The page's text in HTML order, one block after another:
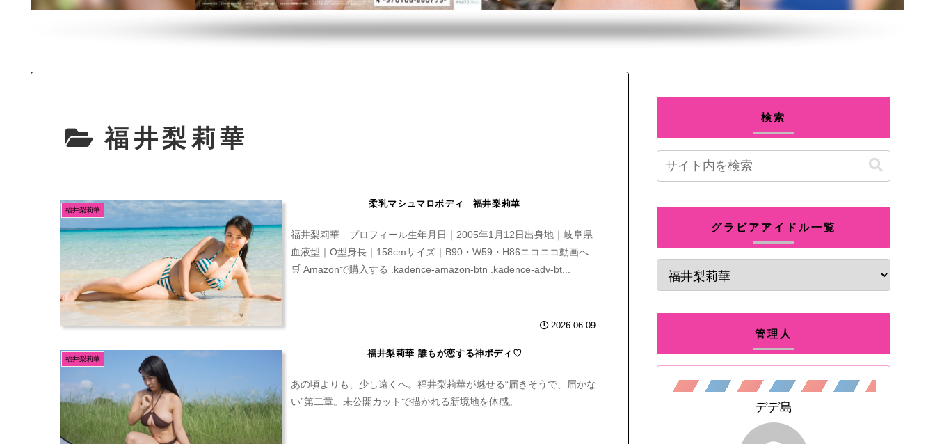
福井梨莉華
福井梨莉華
柔乳マシュマロボディ 福井梨莉華
福井梨莉華 プロフィール生年月日｜2005年1月12日出身地｜岐阜県
血液型｜O型身長｜158cmサイズ｜B90・W59・H86ニコニコ動画へ
🛒 Amazonで購入する .kadence-amazon-btn .kadence-adv-bt...
2026.06.09
福井梨莉華
福井梨莉華 誰もが恋する神ボディ♡
あの頃よりも、少し遠くへ。福井梨莉華が魅せる“届きそうで、届かな
い”第二章。未公開カットで描かれる新境地を体感。
検索
グラビアアイドル一覧
管理人
デデ島